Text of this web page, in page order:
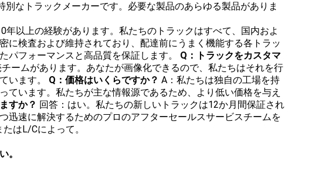
別なトラックメーカーです。必要な製品のあらゆる製品がありま
年以上の経験があります。私たちのトラックはすべて、国内およ
に検査および維持されており、配達前にうまく機能する各トラッ
パフォーマンスと高品質を保証します。
Q：トラックをカスタマ
ームがあります。あなたが画像化できるので、私たちはそれを行
います。
Q：価格はいくらですか？ A：私たちは独自の工場を持
います。私たちが主な情報源であるため、より低い価格を与え
すか？ 回答：はい。私たちの新しいトラックは12か月間保証され
迅速に解決するためのプロのアフターセールスサービスチームを
はL/Cによって。
。